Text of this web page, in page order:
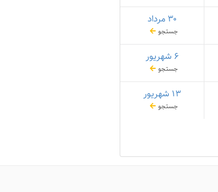
۳۰ مرداد
جستجو
۶ شهریور
جستجو
۱۳ شهریور
جستجو